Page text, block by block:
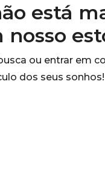
está
ou entrar em
dos seus sonhos!